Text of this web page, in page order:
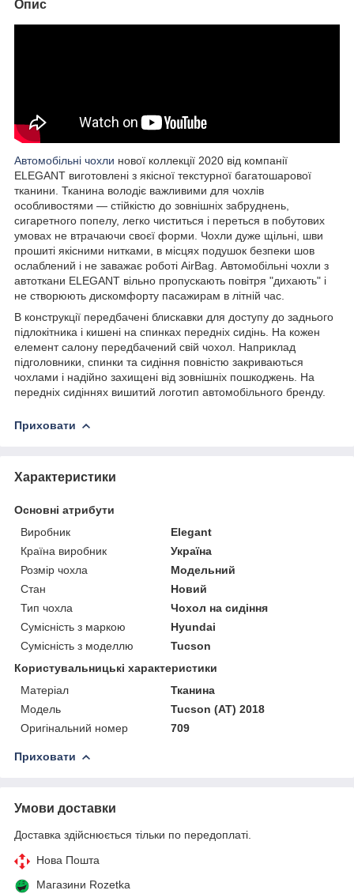
Опис
Автомобільні чохли нової коллекції 2020 від компанії
ELEGANT виготовлені з якісної текстурної багатошарової
тканини. Тканина володіє важливими для чохлів
особливостями — стійкістю до зовнішніх забруднень,
сигаретного попелу, легко чиститься і переться в побутових
умовах не втрачаючи своєї форми. Чохли дуже щільні, шви
прошиті якісними нитками, в місцях подушок безпеки шов
ослаблений і не заважає роботі AirBag. Автомобільні чохли з
автоткани ELEGANT вільно пропускають повітря "дихають" і
не створюють дискомфорту пасажирам в літній час.
В конструкції передбачені блискавки для доступу до заднього
підлокітника і кишені на спинках передніх сидінь. На кожен
елемент салону передбачений свій чохол. Наприклад
підголовники, спинки та сидіння повністю закриваються
чохлами і надійно захищені від зовнішніх пошкоджень. На
передніх сидіннях вишитий логотип автомобільного бренду.
Приховати
Характеристики
Основні атрибути
Виробник
Elegant
Країна виробник
Україна
Розмір чохла
Модельний
Стан
Новий
Тип чохла
Чохол на сидіння
Сумісність з маркою
Hyundai
Сумісність з моделлю
Tucson
Користувальницькі характеристики
Матеріал
Тканина
Модель
Tucson (АТ) 2018
Оригінальний номер
709
Приховати
Умови доставки
Доставка здійснюється тільки по передоплаті.
Нова Пошта
Магазини Rozetka